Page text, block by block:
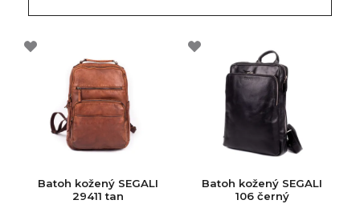
Batoh kožený SEGALI
29411 tan
Batoh kožený SEGALI
106 černý